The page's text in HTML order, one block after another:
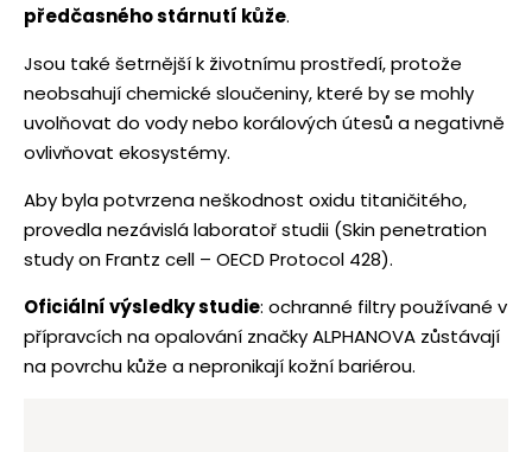
předčasného stárnutí kůže.
Jsou také šetrnější k životnímu prostředí, protože
neobsahují chemické sloučeniny, které by se mohly
uvolňovat do vody nebo korálových útesů a negativně
ovlivňovat ekosystémy.
Aby byla potvrzena neškodnost oxidu titaničitého,
provedla nezávislá laboratoř studii (Skin penetration
study on Frantz cell – OECD Protocol 428).
Oficiální výsledky studie: ochranné filtry používané v
přípravcích na opalování značky ALPHANOVA zůstávají
na povrchu kůže a nepronikají kožní bariérou.